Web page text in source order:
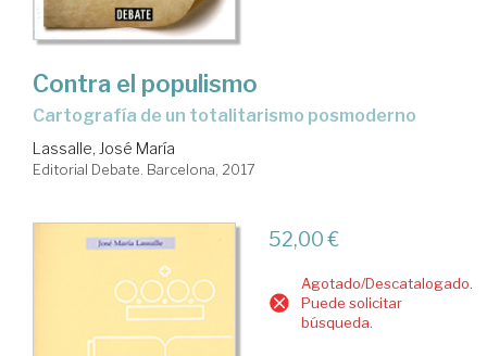
Contra el populismo
cartografía de un totalitarismo posmoderno
Lassalle, José María
Editorial Debate. Barcelona, 2017
52,00 €
Agotado/Descatalogado.
Puede solicitar
búsqueda.